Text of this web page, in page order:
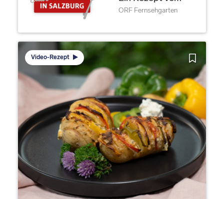
ORF Fernsehgarten
Video-Rezept